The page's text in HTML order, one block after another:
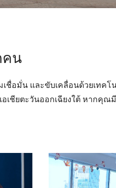
คน
ชื่อมั่น และขับเคลื่อนด้วยเทคโ
ชียตะวันออกเฉียงใต้ หากคุณ